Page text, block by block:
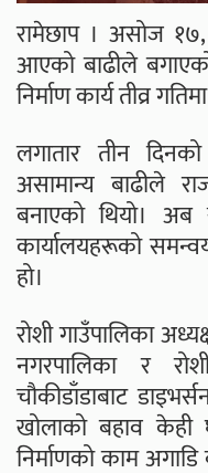
रामेछाप । असोज
आएको बाढीले बगाएको
निर्माण कार्य तीव्र
लगातार तीन
असामान्य बाढीले
बनाएको थियो।
कार्यालयहरूको
हो।
रोशी गाउँपालिका
नगरपालिका र
चौकीडाँडाबाट
खोलाको बहाव केही
निर्माणको काम